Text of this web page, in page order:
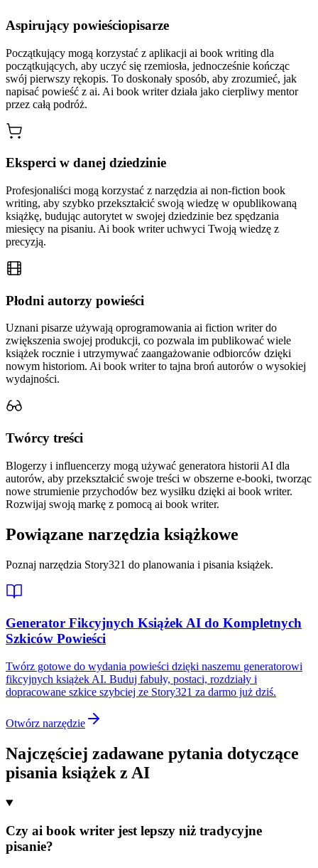
Aspirujący powieściopisarze
Początkujący mogą korzystać z aplikacji ai book writing dla
początkujących, aby uczyć się rzemiosła, jednocześnie kończąc
swój pierwszy rękopis. To doskonały sposób, aby zrozumieć, jak
napisać powieść z ai. Ai book writer działa jako cierpliwy mentor
przez całą podróż.
Eksperci w danej dziedzinie
Profesjonaliści mogą korzystać z narzędzia ai non-fiction book
writing, aby szybko przekształcić swoją wiedzę w opublikowaną
książkę, budując autorytet w swojej dziedzinie bez spędzania
miesięcy na pisaniu. Ai book writer uchwyci Twoją wiedzę z
precyzją.
Płodni autorzy powieści
Uznani pisarze używają oprogramowania ai fiction writer do
zwiększenia swojej produkcji, co pozwala im publikować wiele
książek rocznie i utrzymywać zaangażowanie odbiorców dzięki
nowym historiom. Ai book writer to tajna broń autorów o wysokiej
wydajności.
Twórcy treści
Blogerzy i influencerzy mogą używać generatora historii AI dla
autorów, aby przekształcić swoje treści w obszerne e-booki, tworząc
nowe strumienie przychodów bez wysiłku dzięki ai book writer.
Rozwijaj swoją markę z pomocą ai book writer.
Powiązane narzędzia książkowe
Poznaj narzędzia Story321 do planowania i pisania książek.
Generator Fikcyjnych Książek AI do Kompletnych
Szkiców Powieści
Twórz gotowe do wydania powieści dzięki naszemu generatorowi
fikcyjnych książek AI. Buduj fabuły, postaci, rozdziały i
dopracowane szkice szybciej ze Story321 za darmo już dziś.
Otwórz narzędzie
Najczęściej zadawane pytania dotyczące
pisania książek z AI
Czy ai book writer jest lepszy niż tradycyjne
pisanie?